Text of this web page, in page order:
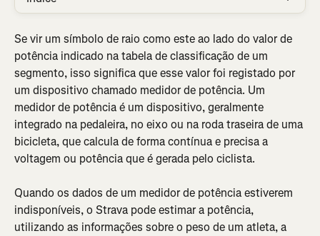
Se vir um símbolo de raio como este ao lado do valor de
potência indicado na tabela de classificação de um
segmento, isso significa que esse valor foi registado por
um dispositivo chamado medidor de potência. Um
medidor de potência é um dispositivo, geralmente
integrado na pedaleira, no eixo ou na roda traseira de uma
bicicleta, que calcula de forma contínua e precisa a
voltagem ou potência que é gerada pelo ciclista.
Quando os dados de um medidor de potência estiverem
indisponíveis, o Strava pode estimar a potência,
utilizando as informações sobre o peso de um atleta, a